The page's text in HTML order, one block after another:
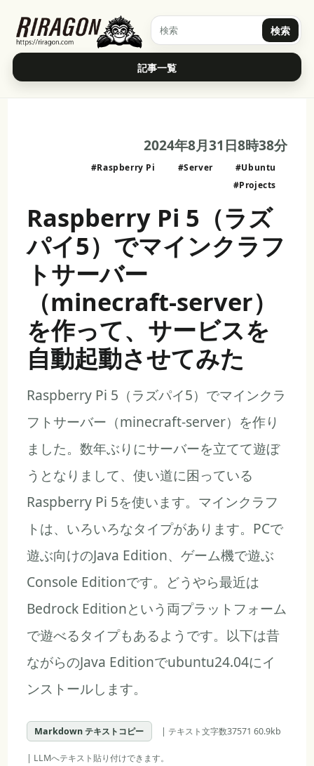
検索
記事一覧
2024年8月31日8時38分
#Raspberry Pi #Server
#Ubuntu
#Projects
Raspberry Pi 5（ラズ
パイ5）でマインクラフ
トサーバー
（minecraft-server）
を作って、サービスを
自動起動させてみた
Raspberry Pi 5（ラズパイ5）でマインクラ
フトサーバー（minecraft-server）を作り
ました。数年ぶりにサーバーを立てて遊ぼ
うとなりまして、使い道に困っている
Raspberry Pi 5を使います。マインクラフ
トは、いろいろなタイプがあります。PCで
遊ぶ向けのJava Edition、ゲーム機で遊ぶ
Console Editionです。どうやら最近は
Bedrock Editionという両プラットフォーム
で遊べるタイプもあるようです。以下は昔
ながらのJava Editionでubuntu24.04にイ
ンストールします。
Markdown テキストコピー | テキスト文字数37571 60.9kb
| LLMへテキスト貼り付けできます。